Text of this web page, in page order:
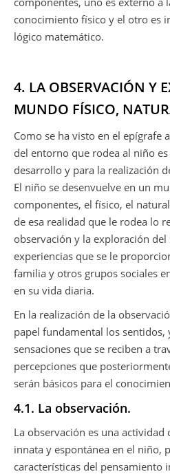
conocimiento físico y el otro es
lógico matemático.
4. LA OBSERVACIÓN Y
MUNDO FÍSICO,
Como se ha visto en el epígrafe
del entorno que rodea al niño
desarrollo y para la realización
El niño se desenvuelve en un
componentes, el físico, el
de esa realidad que le rodea lo
observación y la exploración
experiencias que se le
familia y otros grupos sociales
en su vida diaria.
En la realización de la
papel fundamental los sentidos,
sensaciones que se reciben a
percepciones que
serán básicos para el
4.1. La observación.
La observación es una actividad
innata y espontánea en el niño,
características del pensamiento